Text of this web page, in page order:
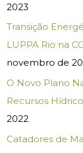
2023
Transição
LUPPA Rio na
novembro de
O Novo Plano
Recursos
2022
Catadores de